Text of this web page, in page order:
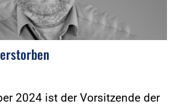
2024 ist der Vorsitzende der